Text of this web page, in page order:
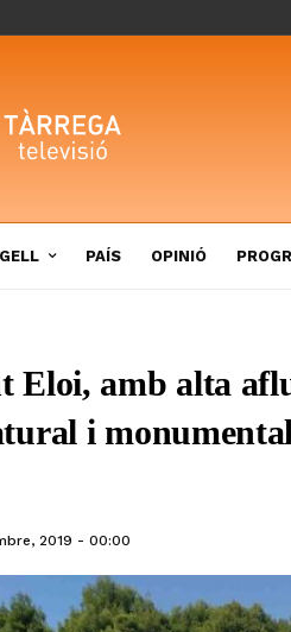
PAÍS OPINIÓ
Eloi, amb alta
i
2019 - 00:00